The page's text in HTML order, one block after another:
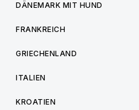
DÄNEMARK MIT HUND
FRANKREICH
GRIECHENLAND
ITALIEN
KROATIEN